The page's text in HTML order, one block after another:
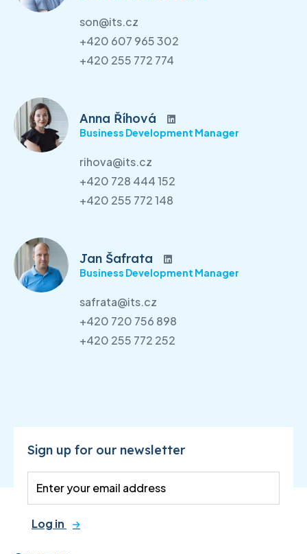
son@its.cz
+420 607 965 302
+420 255 772 774
Anna Říhová
Business Development Manager
rihova@its.cz
+420 728 444 152
+420 255 772 148
Jan Šafrata
Business Development Manager
safrata@its.cz
+420 720 756 898
+420 255 772 252
Sign up for our newsletter
Log in